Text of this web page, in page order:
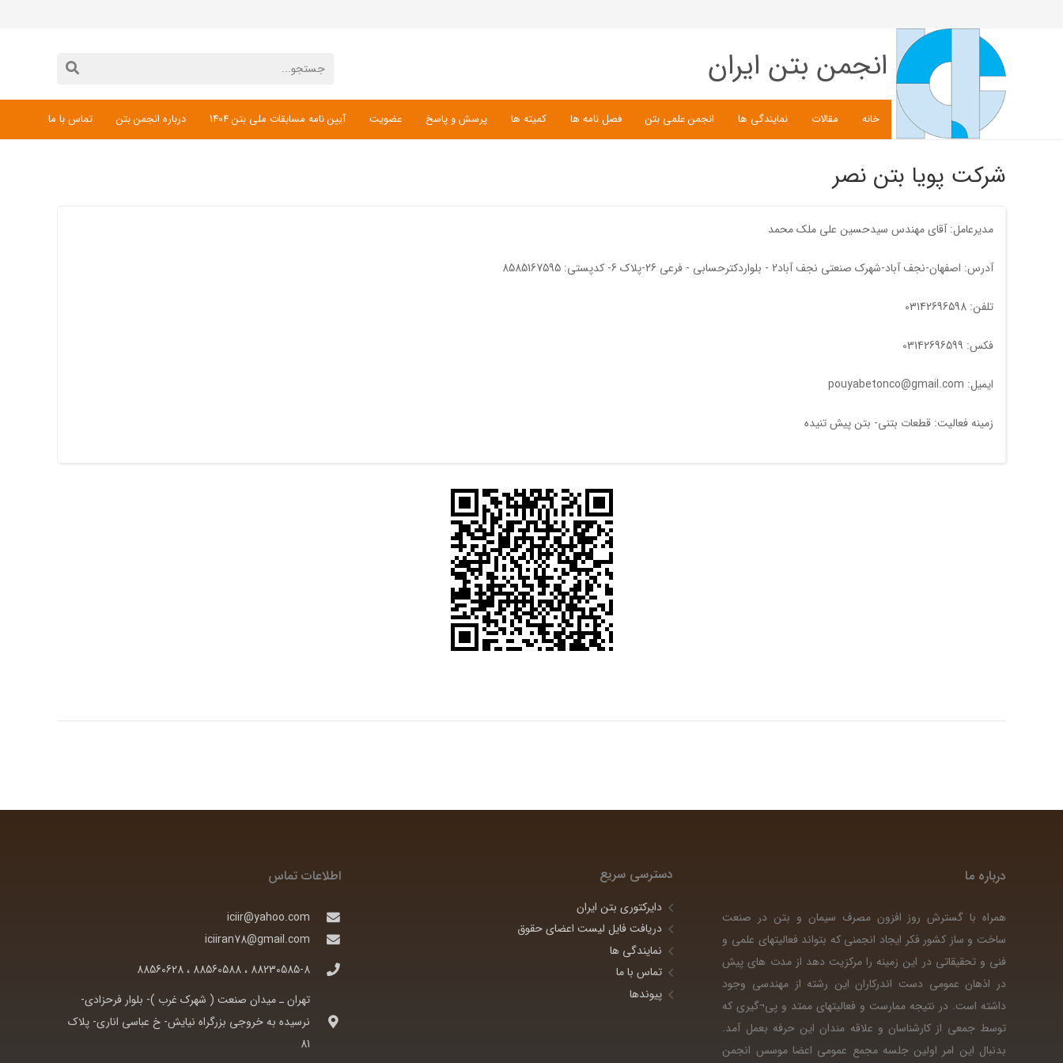
انجمن بتن ایران
خانه مقالات نمایندگی ها انجمن علمی بتن فصل نامه ها کمیته ها پرسش و پاسخ عضویت آیین نامه مسابقات ملی بتن 1404 درباره انجمن بتن تماس با ما
شرکت پویا بتن نصر
مدیرعامل: آقای مهندس سيدحسين علی ملک محمد
آدرس: اصفهان-نجف آباد-شهرک صنعتی نجف آباد2 - بلواردکترحسابی - فرعی 26-پلاک 6- کدپستی: 8585167595
تلفن: 03142696598
فکس: 03142696599
ایمیل: pouyabetonco@gmail.com
زمینه فعالیت: قطعات بتنی- بتن پيش تنيده
درباره ما
همراه با گسترش روز افزون مصرف سیمان و بتن در صنعت
ساخت و ساز کشور فکر ایجاد انجمنی که بتواند فعالیتهای علمی و
فنی و تحقیقاتی در این زمینه را مرکزیت دهد از مدت های پیش
در اذهان عمومی دست اندرکاران این رشته از مهندسی وجود
داشته است. در نتیجه ممارست و فعالیتهای ممتد و پی¬گیری که
توسط جمعی از کارشناسان و علاقه مندان این حرفه بعمل آمد.
بدنبال این امر اولین جلسه مجمع عمومی اعضا موسس انجمن
دسترسی سریع
دایرکتوری بتن ایران
دریافت فایل لیست اعضای حقوق
نمایندگی ها
تماس با ما
پیوندها
اطلاعات تماس
iciir@yahoo.com
iciiran78@gmail.com
88230585-8 ، 88560588 ، 88560628
تهران ـ ميدان صنعت ( شهرک غرب )- بلوار فرحزادی-
نرسيده به خروجی بزرگراه نيايش- خ عباسی اناری- پلاک
81